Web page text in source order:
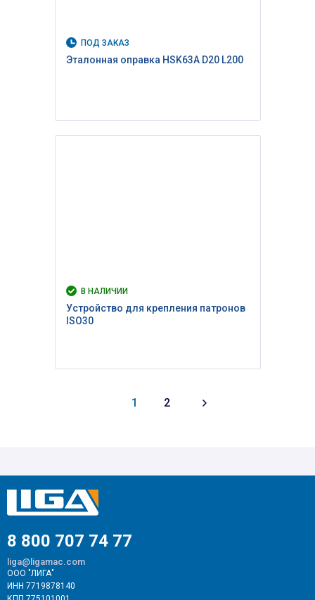
ПОД ЗАКАЗ
Эталонная оправка HSK63A D20 L200
В НАЛИЧИИ
Устройство для крепления патронов
ISO30
1 2
8 800 707 74 77
liga@ligamac.com
ООО "ЛИГА"
ИНН 7719878140